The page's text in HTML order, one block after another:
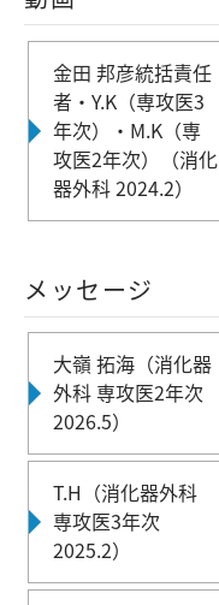
金田 邦彦統括責任
者・Y.K（専攻医3
年次）・M.K（専
攻医2年次）（消化
器外科 2024.2）
メッセージ
大嶺 拓海（消化器
外科 専攻医2年次
2026.5）
T.H（消化器外科
専攻医3年次
2025.2）